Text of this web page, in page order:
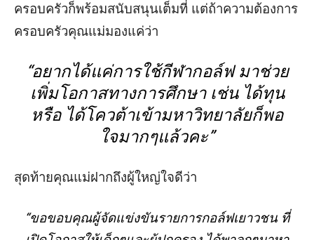
ครอบครัวก็พร้อมสนับสนุนเต็มที่ แต่ถ้าความต้องการ
ครอบครัวคุณแม่มองแค่ว่า
“อยากได้แค่การใช้กีฬากอล์ฟมาช่วย
เพิ่มโอกาสทางการศึกษา เช่น ได้ทุน
หรือ ได้โควต้าเข้ามหาวิทยาลัยก็พอ
ใจมากๆแล้วคะ”
สุดท้ายคุณแม่ฝากถึงผู้ใหญ่ใจดีว่า
“ขอขอบคุณผู้จัดแข่งขันรายการกอล์ฟเยาวชน ที่